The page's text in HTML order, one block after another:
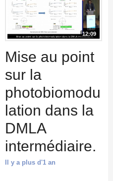
12:09
Mise au point
sur la
photobiomodu
lation dans la
DMLA
intermédiaire.
Il y a plus d'1 an